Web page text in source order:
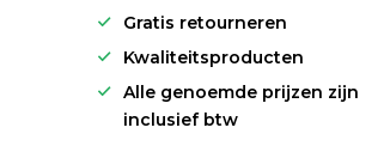
Gratis retourneren
Kwaliteitsproducten
Alle genoemde prijzen zijn
inclusief btw